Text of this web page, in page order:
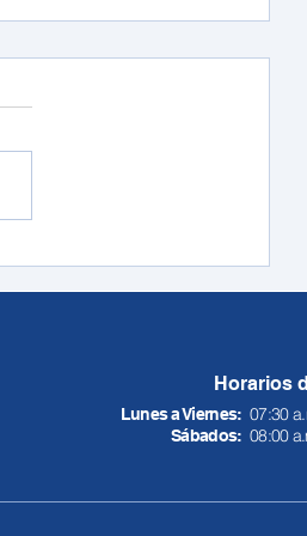
Horarios
Lunes a Viernes: 07:30
Sábados: 08:00